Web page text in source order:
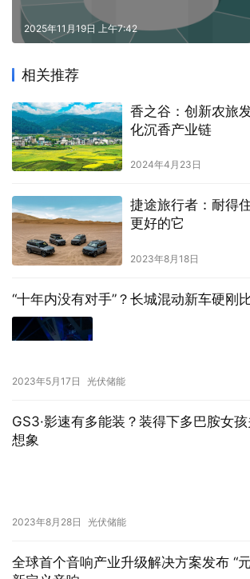
2025年11月19日 上午7:42
相关推荐
香之谷：创新农旅
化沉香产业链
2024年4月23日
捷途旅行者：耐得
更好的它
2023年8月18日
“十年内没有对手”？长城混动新车硬刚
2023年5月17日 光伏储能
GS3·影速有多能装？装得下多巴胺女
想象
2023年8月28日 光伏储能
全球首个音响产业升级解决方案发布 “元响空间影音”重